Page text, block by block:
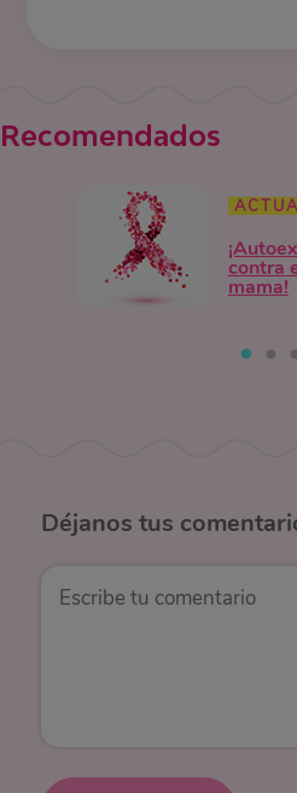
Recomendados
contra
mama!
Déjanos tus